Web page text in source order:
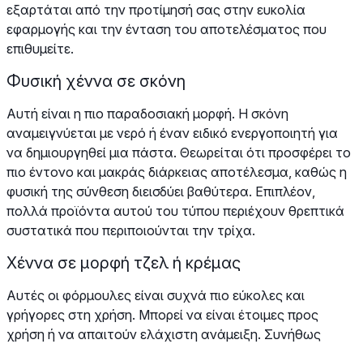
εξαρτάται από την προτίμησή σας στην ευκολία
εφαρμογής και την ένταση του αποτελέσματος που
επιθυμείτε.
Φυσική χέννα σε σκόνη
Αυτή είναι η πιο παραδοσιακή μορφή. Η σκόνη
αναμειγνύεται με νερό ή έναν ειδικό ενεργοποιητή για
να δημιουργηθεί μια πάστα. Θεωρείται ότι προσφέρει το
πιο έντονο και μακράς διάρκειας αποτέλεσμα, καθώς η
φυσική της σύνθεση διεισδύει βαθύτερα. Επιπλέον,
πολλά προϊόντα αυτού του τύπου περιέχουν θρεπτικά
συστατικά που περιποιούνται την τρίχα.
Χέννα σε μορφή τζελ ή κρέμας
Αυτές οι φόρμουλες είναι συχνά πιο εύκολες και
γρήγορες στη χρήση. Μπορεί να είναι έτοιμες προς
χρήση ή να απαιτούν ελάχιστη ανάμειξη. Συνήθως